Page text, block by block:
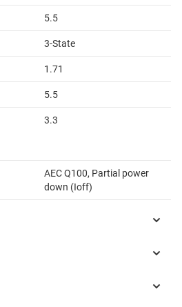
5.5
3-State
1.71
5.5
3.3
AEC Q100, Partial power
down (Ioff)